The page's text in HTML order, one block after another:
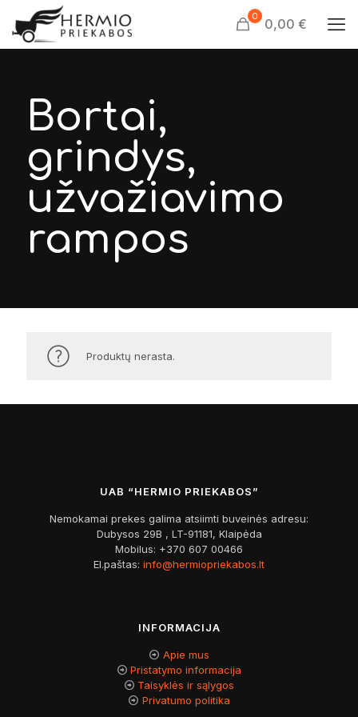
0 0,00 €
Bortai,
grindys,
užvažiavimo
rampos
Produktų nerasta.
UAB “HERMIO PRIEKABOS”
Nemokamai prekes galima atsiimti buveinės adresu:
Dubysos 29B , LT-91181, Klaipėda
Mobilus: +370 607 00466
El.paštas: info@hermiopriekabos.lt
INFORMACIJA
Apie mus
Pristatymo informacija
Taisyklės ir sąlygos
Privatumo politika